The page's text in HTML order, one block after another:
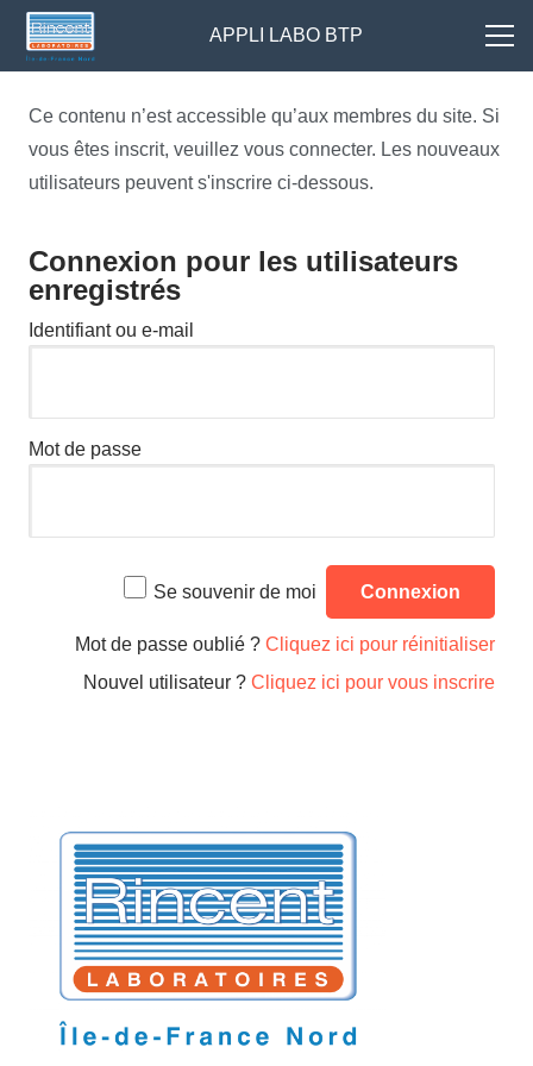
APPLI LABO BTP
Ce contenu n’est accessible qu’aux membres du site. Si
vous êtes inscrit, veuillez vous connecter. Les nouveaux
utilisateurs peuvent s'inscrire ci-dessous.
Connexion pour les utilisateurs
enregistrés
Identifiant ou e-mail
Mot de passe
Se souvenir de moi
Mot de passe oublié ? Cliquez ici pour réinitialiser
Nouvel utilisateur ? Cliquez ici pour vous inscrire